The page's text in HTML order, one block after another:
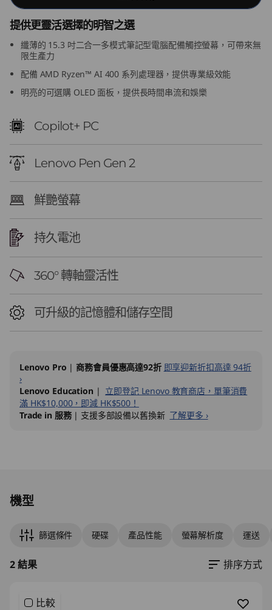
e
n
1
提供更靈活選擇的明智之選
纖薄的 15.3 吋二合一多模式筆記型電腦配備觸控螢幕，可帶來無
限生產力
配備 AMD Ryzen™ AI 400 系列處理器，提供專業級效能
明亮的可選購 OLED 面板，提供長時間串流和娛樂
Copilot+ PC
Lenovo Pen Gen 2
鮮艷螢幕
持久電池
360° 轉軸靈活性
可升級的記憶體和儲存空間
Lenovo Pro | 商務會員優惠高達92折 即享迎新折扣高達 94折
›
Lenovo Education | 立即登記 Lenovo 教育商店，單筆消費
滿 HK$10,000，即減 HK$500！
Trade in 服務| 支援多部設備以舊換新 了解更多 ›
機型
篩選條件 硬碟 產品性能 螢幕解析度 運送
2 結果 排序方式
比較